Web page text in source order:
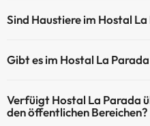
Sind Haustiere im Hostal
Gibt es im Hostal La
Gemeinschaftsräumen.
Verfüigt Hostal La Parada
den öffentlichen Bereichen?